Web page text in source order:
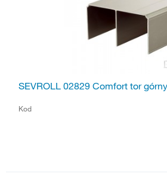
SEVROLL 02829 Comfort tor
Kod